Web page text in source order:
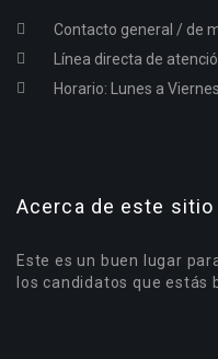
Contacto general / de
Línea directa de
Horario: Lunes a
Acerca de este sitio
Este es un buen lugar
los candidatos que estás